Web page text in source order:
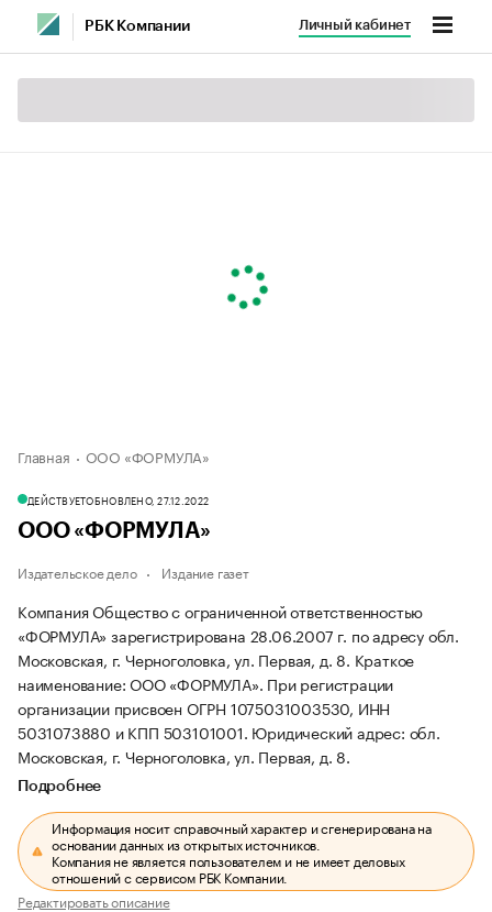
РБК Компании Личный кабинет
Главная ООО «ФОРМУЛА»
ДЕЙСТВУЕТОБНОВЛЕНО, 27.12.2022
ООО «ФОРМУЛА»
Издательское дело Издание газет
Компания Общество с ограниченной ответственностью
«ФОРМУЛА» зарегистрирована 28.06.2007 г. по адресу обл.
Московская, г. Черноголовка, ул. Первая, д. 8. Краткое
наименование: ООО «ФОРМУЛА». При регистрации
организации присвоен ОГРН 1075031003530, ИНН
5031073880 и КПП 503101001. Юридический адрес: обл.
Московская, г. Черноголовка, ул. Первая, д. 8.
Подробнее
Информация носит справочный характер и сгенерирована на
основании данных из открытых источников.
Компания не является пользователем и не имеет деловых
отношений с сервисом РБК Компании.
Редактировать описание